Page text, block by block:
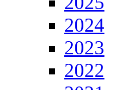
2024
2023
2022